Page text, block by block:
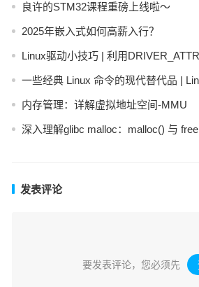
良许的STM32课程重磅上线啦～
2025年嵌入式如何高薪入行？
Linux驱动小技巧 | 利用
一些经典 Linux 命令的现代替代品 |
内存管理：详解虚拟地址空间-MMU
深入理解glibc malloc：malloc() 与
发表评论
要发表评论，您必须先